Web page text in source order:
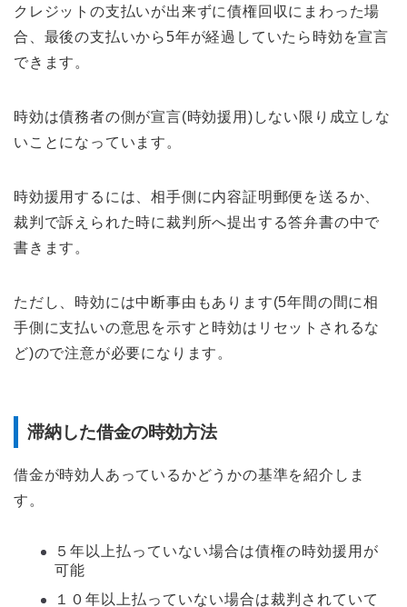
クレジットの支払いが出来ずに債権回収にまわった場
合、最後の支払いから5年が経過していたら時効を宣言
できます。
時効は債務者の側が宣言(時効援用)しない限り成立しな
いことになっています。
時効援用するには、相手側に内容証明郵便を送るか、
裁判で訴えられた時に裁判所へ提出する答弁書の中で
書きます。
ただし、時効には中断事由もあります(5年間の間に相
手側に支払いの意思を示すと時効はリセットされるな
ど)ので注意が必要になります。
滞納した借金の時効方法
借金が時効人あっているかどうかの基準を紹介しま
す。
５年以上払っていない場合は債権の時効援用が
可能
１０年以上払っていない場合は裁判されていて